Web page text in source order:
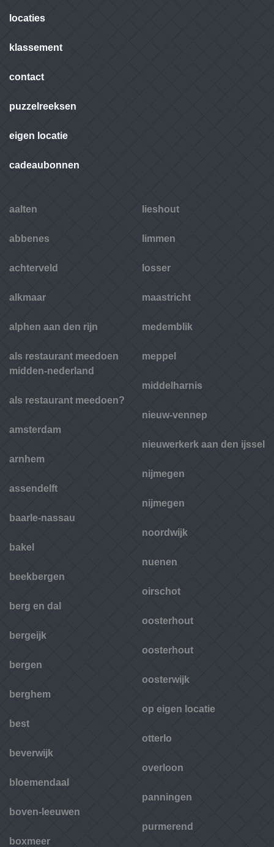
locaties
klassement
contact
puzzelreeksen
eigen locatie
cadeaubonnen
aalten
abbenes
achterveld
alkmaar
alphen aan den rijn
als restaurant meedoen
midden-nederland
als restaurant meedoen?
amsterdam
arnhem
assendelft
baarle-nassau
bakel
beekbergen
berg en dal
bergeijk
bergen
berghem
best
beverwijk
bloemendaal
boven-leeuwen
boxmeer
lieshout
limmen
losser
maastricht
medemblik
meppel
middelharnis
nieuw-vennep
nieuwerkerk aan den ijssel
nijmegen
nijmegen
noordwijk
nuenen
oirschot
oosterhout
oosterhout
oosterwijk
op eigen locatie
otterlo
overloon
panningen
purmerend